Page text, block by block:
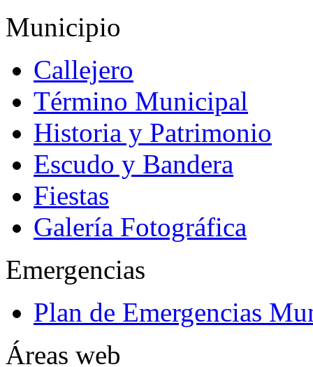
Municipio
Callejero
Término Municipal
Historia y Patrimonio
Escudo y Bandera
Fiestas
Galería Fotográfica
Emergencias
Plan de Emergencias
Áreas web